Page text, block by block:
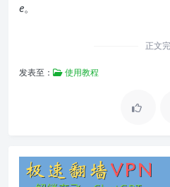
e。
正文完
发表至： 使用教程